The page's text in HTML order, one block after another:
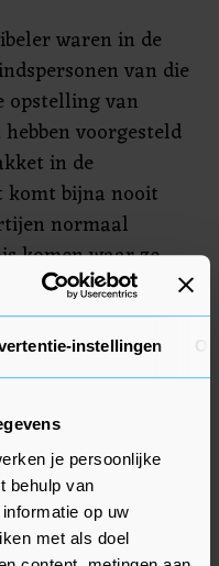
instellingen
je persoonlijke
behulp van
op uw
met als doel
waren in de
van die
opstelling van
voorgesteld
in de
komt bijna nooit
normaal
komen waar ze
van Rutte
betrokkenen een
bij het besluit om
voor zijn
bijzin", zeggen